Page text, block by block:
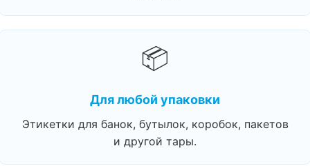
📦
Для любой упаковки
Этикетки для банок, бутылок, коробок, пакетов
и другой тары.